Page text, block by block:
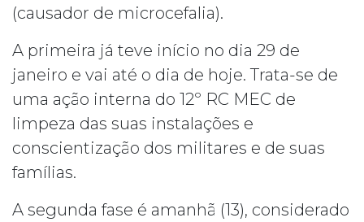
(causador de microcefalia).
A primeira já teve início no dia 29 de
janeiro e vai até o dia de hoje. Trata-se de
uma ação interna do 12º RC MEC de
limpeza das suas instalações e
conscientização dos militares e de suas
famílias.
A segunda fase é amanhã (13), considerado